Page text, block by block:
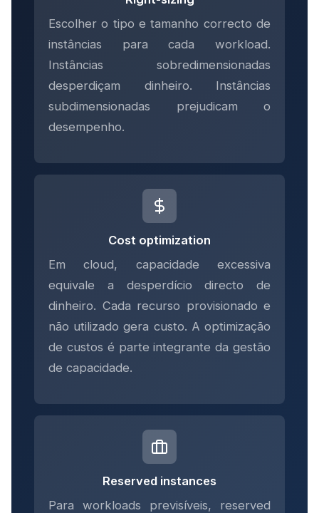
Escolher o tipo e tamanho correcto de
instâncias para cada workload.
Instâncias sobredimensionadas
desperdiçam dinheiro. Instâncias
subdimensionadas prejudicam o
desempenho.
Cost optimization
Em cloud, capacidade excessiva
equivale a desperdício directo de
dinheiro. Cada recurso provisionado e
não utilizado gera custo. A optimização
de custos é parte integrante da gestão
de capacidade.
Reserved instances
Para workloads previsíveis, reserved